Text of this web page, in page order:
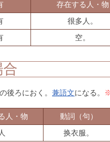
存在する人・物
很多人。
空。
後ろにおく。兼語文になる。
人・物 動詞（句）
人 换衣服。